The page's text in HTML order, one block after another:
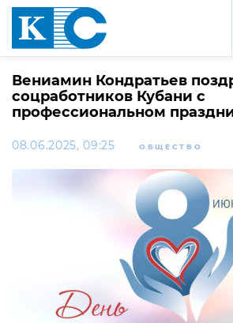
Вениамин Кондратьев
соцработников Кубани с
профессиональном
08.06.2025, 09:25 ОБЩЕСТВО